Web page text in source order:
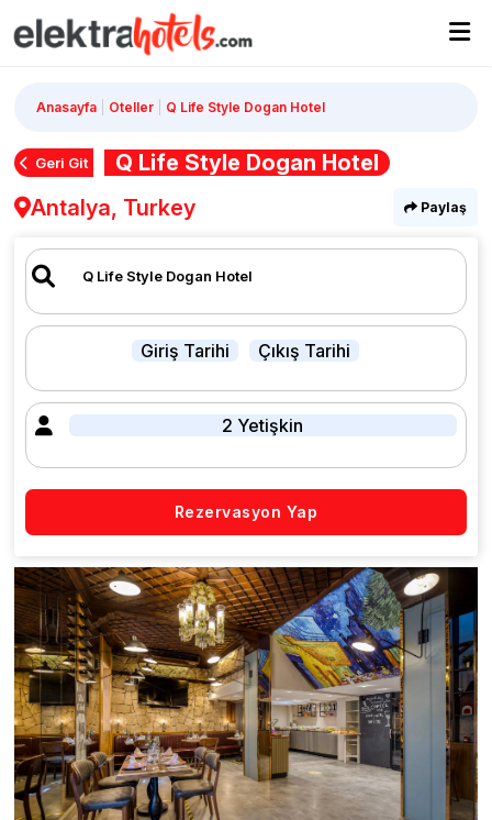
Anasayfa Oteller Q Life Style Dogan Hotel
Geri Git
Q Life Style Dogan Hotel
Antalya, Turkey
Paylaş
Giriş Tarihi Çıkış Tarihi
2 Yetişkin
Rezervasyon Yap